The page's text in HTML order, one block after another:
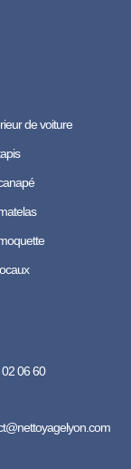
de voiture
06 60